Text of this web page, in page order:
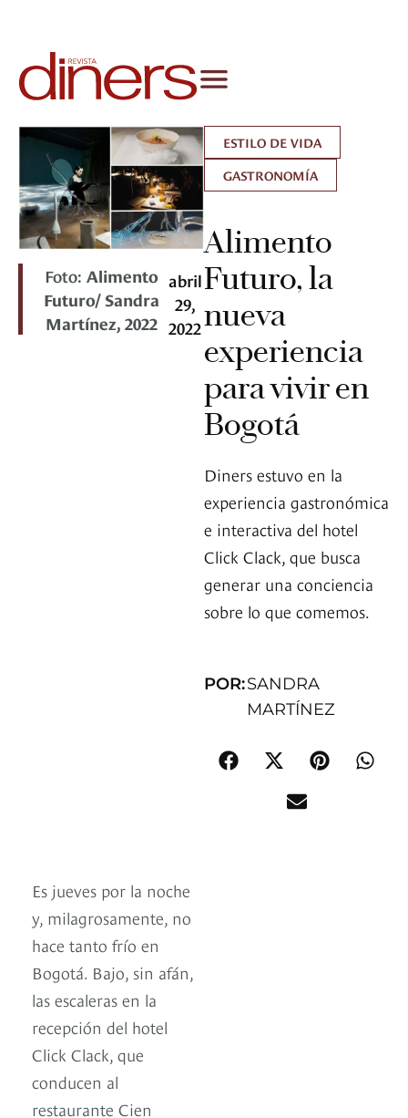
Foto: Alimento
Futuro/ Sandra
Martínez, 2022
abril
29,
2022
ESTILO DE VIDA
GASTRONOMÍA
Alimento
Futuro, la
nueva
experiencia
para vivir en
Bogotá
Diners estuvo en la
experiencia gastronómica
e interactiva del hotel
Click Clack, que busca
generar una conciencia
sobre lo que comemos.
POR:SANDRA
MARTÍNEZ
Es jueves por la noche
y, milagrosamente, no
hace tanto frío en
Bogotá. Bajo, sin afán,
las escaleras en la
recepción del hotel
Click Clack, que
conducen al
restaurante Cien